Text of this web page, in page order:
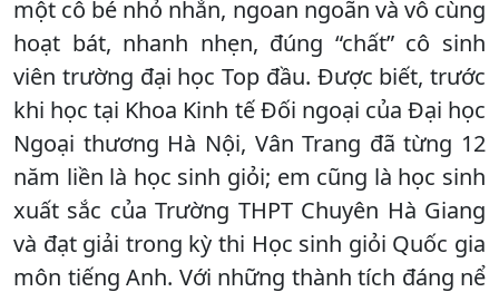
một cô bé nhỏ nhắn, ngoan ngoãn và vô cùng
hoạt bát, nhanh nhẹn, đúng “chất” cô sinh
viên trường đại học Top đầu. Được biết, trước
khi học tại Khoa Kinh tế Đối ngoại của Đại học
Ngoại thương Hà Nội, Vân Trang đã từng 12
năm liền là học sinh giỏi; em cũng là học sinh
xuất sắc của Trường THPT Chuyên Hà Giang
và đạt giải trong kỳ thi Học sinh giỏi Quốc gia
môn tiếng Anh. Với những thành tích đáng nể